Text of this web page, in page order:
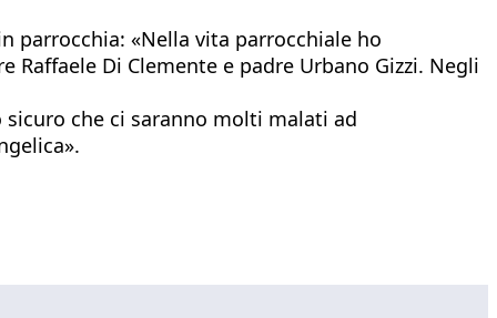
parrocchia: «Nella vita parrocchiale ho
Di Clemente e padre Urbano Gizzi. Negli
sicuro che ci saranno molti malati ad